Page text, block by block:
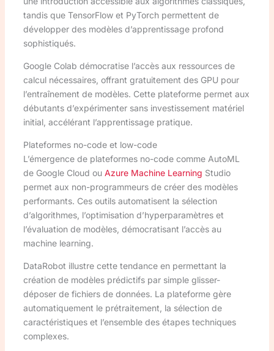
tandis que TensorFlow et PyTorch permettent de
développer des modèles d’apprentissage profond
sophistiqués.
Google Colab démocratise l’accès aux ressources de
calcul nécessaires, offrant gratuitement des GPU pour
l’entraînement de modèles. Cette plateforme permet aux
débutants d’expérimenter sans investissement matériel
initial, accélérant l’apprentissage pratique.
Plateformes no-code et low-code
L’émergence de plateformes no-code comme AutoML
de Google Cloud ou Azure Machine Learning Studio
permet aux non-programmeurs de créer des modèles
performants. Ces outils automatisent la sélection
d’algorithmes, l’optimisation d’hyperparamètres et
l’évaluation de modèles, démocratisant l’accès au
machine learning.
DataRobot illustre cette tendance en permettant la
création de modèles prédictifs par simple glisser-
déposer de fichiers de données. La plateforme gère
automatiquement le prétraitement, la sélection de
caractéristiques et l’ensemble des étapes techniques
complexes.